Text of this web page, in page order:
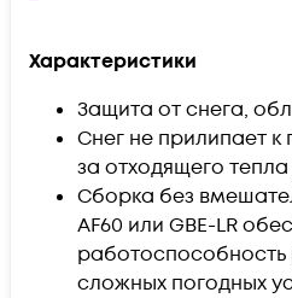
Характеристики
Защита от снега,
Снег не прилипает
за отходящего
Сборка без
AF60 или GBE-LR
сложных погодных